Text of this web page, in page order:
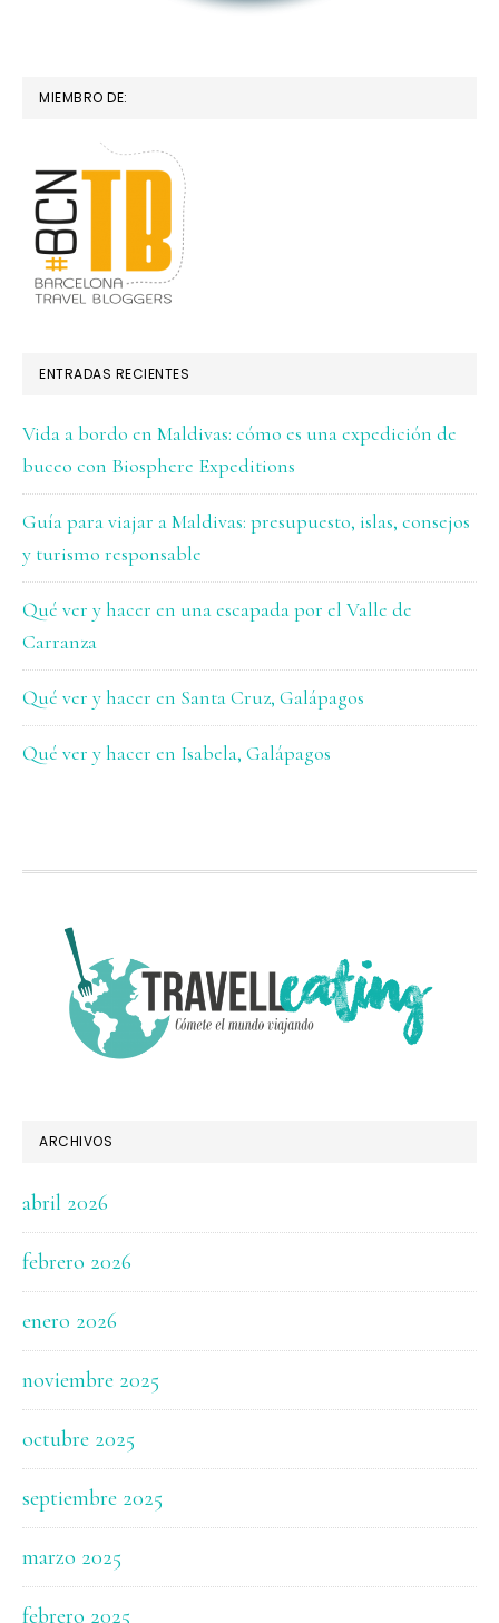
MIEMBRO DE:
ENTRADAS RECIENTES
Vida a bordo en Maldivas: cómo es una expedición de
buceo con Biosphere Expeditions
Guía para viajar a Maldivas: presupuesto, islas, consejos
y turismo responsable
Qué ver y hacer en una escapada por el Valle de
Carranza
Qué ver y hacer en Santa Cruz, Galápagos
Qué ver y hacer en Isabela, Galápagos
FOOTER
ARCHIVOS
abril 2026
febrero 2026
enero 2026
noviembre 2025
octubre 2025
septiembre 2025
marzo 2025
febrero 2025